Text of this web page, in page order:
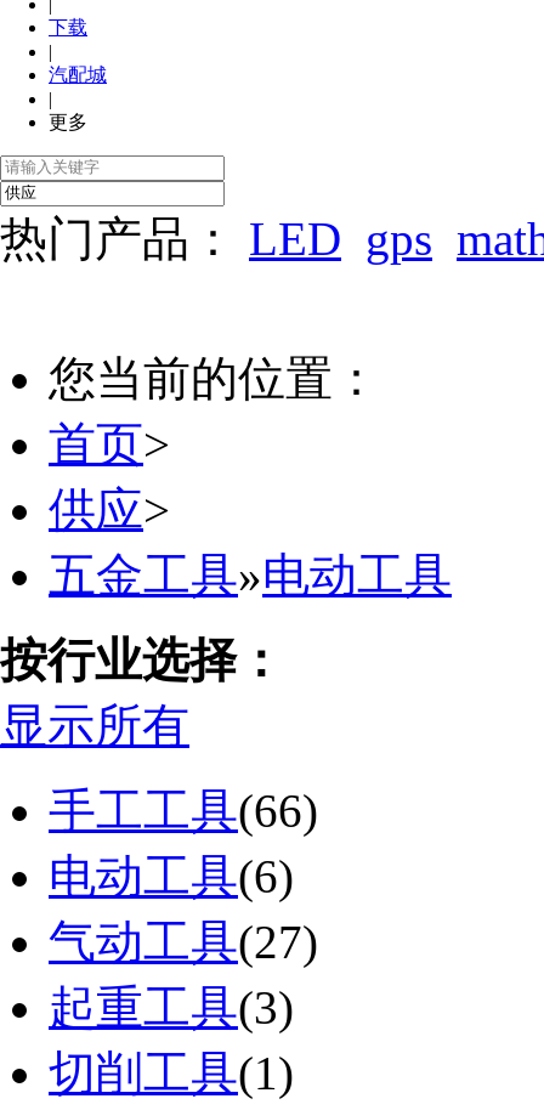
下载
|
汽配城
|
更多
热门产品： LED gps
您当前的位置：
首页>
供应>
五金工具»电动工具
按行业选择：
显示所有
手工工具(66)
电动工具(6)
气动工具(27)
起重工具(3)
切削工具(1)